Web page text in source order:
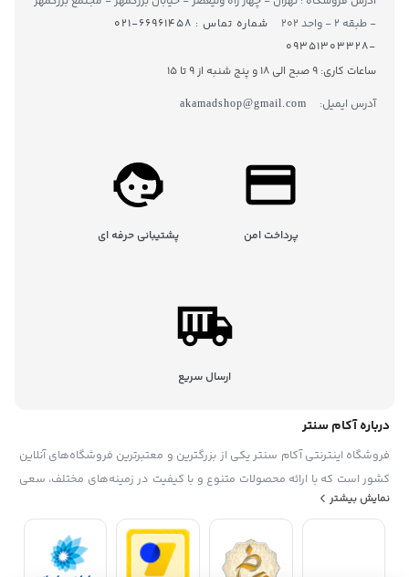
- طبقه ۲ - واحد ۲۰۲
شماره تماس : ۶۶۹۶۱۴۵۸-۰۲۱
-۰۹۳۵۱۳۰۳۳۲۸
ساعات کاری: 9 صبح الی 18 و پنج شنبه از 9 تا ۱5
آدرس ایمیل:
akamadshop@gmail.com
پرداخت امن پشتیبانی حرفه ای
ارسال سریع
درباره آکام سنتر
فروشگاه اینترنتی آکام سنتر یکی از بزرگترین و معتبرترین فروشگاه‌های آنلاین
کشور است که با ارائه محصولات متنوع و با کیفیت در زمینه‌های مختلف، سعی
تاسیس شده. آکام سنتر با همکاری با برندهای معروف داخلی و خارجی، گارانتی
و خدمات پس از فروش، تخفیف‌ها و جشنواره‌های منحصر به فرد، پشتیبانی
نمایش بیشتر